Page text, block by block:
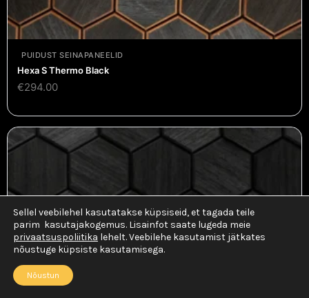
PUIDUST SEINAPANEELID
Hexa S Thermo Black
€294.00
Square
Sellel veebilehel kasutatakse küpsiseid, et tagada teile
parim kasutajakogemus. Lisainfot saate lugeda meie
privaatsuspoliitika lehelt. Veebilehe kasutamist jätkates
nõustuge küpsiste kasutamisega.
Nõustun